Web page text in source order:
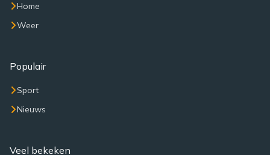
Home
Weer
Populair
Sport
Nieuws
Veel bekeken